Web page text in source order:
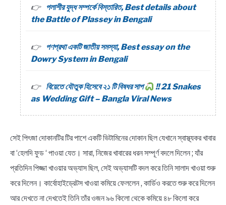
পলাশীর যুদ্ধ সম্পর্কে বিস্তারিত, Best details about
the Battle of Plassey in Bengali
পণপ্রথা একটি জাতীয় সমস্যা, Best essay on the
Dowry System in Bengali
বিয়েতে যৌতুক হিসেবে ২১ টি বিষধর সাপ
!! 21 Snakes
as Wedding Gift – Bangla Viral News
সেই পিৎজা দোকানটির টির পাশে একটি ভিটামিনের দোকান ছিল যেখানে স্বাস্থ্যকর খাবার
বা ‘হেলদি ফুড ‘ পাওয়া যেত। সারা, নিজের খাবারের ধরন সম্পূর্ণ বদলে দিলেন ; যাঁর
প্রতিদিন পিজ্জা খাওয়ার অভ্যাস ছিল, সেই অভ্যাসটি বদল করে তিনি সালাদ খাওয়া শুরু
করে দিলেন। কার্বোহাইড্রেটস খাওয়া কমিয়ে ফেললেন , কার্ডিও করতে শুরু করে দিলেন
আর দেখতে না দেখতেই তিনি তাঁর ওজন ৯৬ কিলো থেকে কমিয়ে ৪৮ কিলো করে